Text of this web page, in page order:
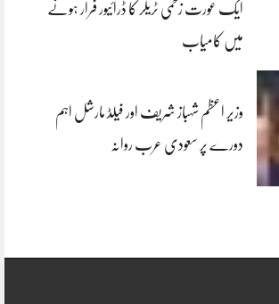
ایک عورت زخمی ٹریلر کا ڈرائیور فرار ہونے
میں کامیاب
وزیر اعظم شہباز شریف اور فیلڈ مارشل اہم
دورے پر سعودی عرب روانہ